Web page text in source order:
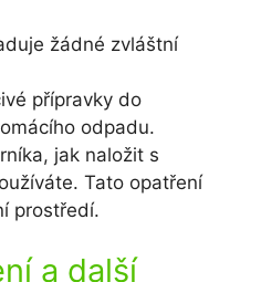
žádné zvláštní
přípravky do
odpadu.
jak naložit s
Tato opatření
prostředí.
a další